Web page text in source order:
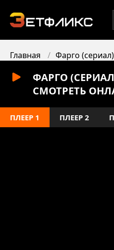
Главная Фарго (сериал)
ФАРГО
СМОТРЕТЬ
ПЛЕЕР 1 ПЛЕЕР 2